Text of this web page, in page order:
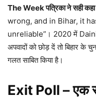
The Weekपत्रिका ने सही
wrong, and in Bihar, it
unreliable”। 2020 में
अपवादों को छोड़ दें तो बिहार के
गलत साबित किया है।​
Exit Poll –एक